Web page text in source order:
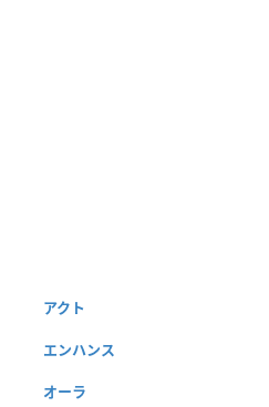
アクト
エンハンス
オーラ